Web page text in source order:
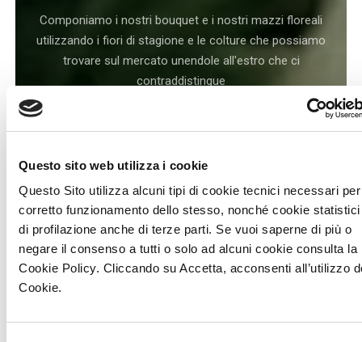
Questo sito web utilizza i cookie
Questo Sito utilizza alcuni tipi di cookie tecnici necessari
corretto funzionamento dello stesso, nonché cookie
di profilazione anche di terze parti. Se vuoi saperne di più o
negare il consenso a tutti o solo ad alcuni cookie consulta la
Cookie Policy. Cliccando su Accetta, acconsenti all’utilizzo
Cookie.
Componiamo i nostri bouquet e i nostri mazzi floreali
utilizzando i fiori di stagione e le colture che possiamo
trovare sul mercato unendole all'estro che ci
contraddistingue